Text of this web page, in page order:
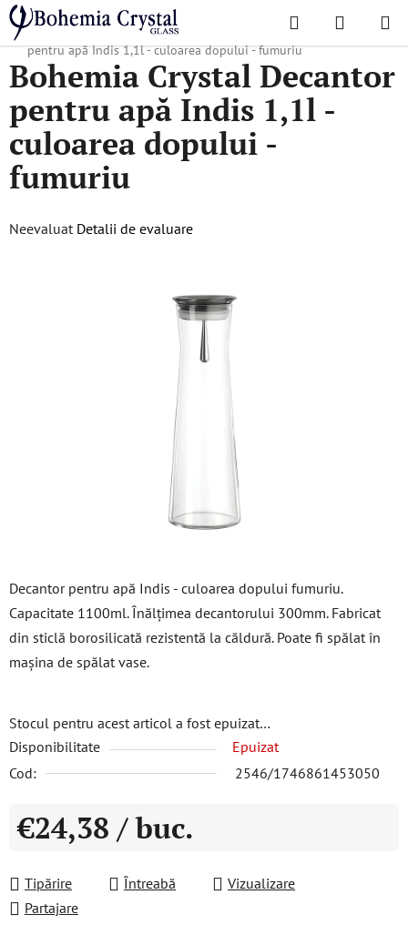
Treci
conținut
Căutare
DE
Acasă
/ Decantoare Carafe pentru apă
Bohemia Crystal Decantor
pentru apă Indis 1,1l - culoarea dopului - fumuriu
Decantor pentru apă Indis - culoarea dopului fumuriu.
Capacitate 1100ml. Înălțimea decantorului 300mm. Fabricat
din sticlă borosilicată rezistentă la căldură. Poate fi spălat în
mașina de spălat vase.
Stocul pentru acest articol a fost epuizat…
Disponibilitate
Epuizat
Cod:
2546/1746861453050
€24,38 / buc.
Tipărire
Întreabă
Vizualizare
Partajare
Bohemia Crystal Decantor
pentru apă Indis 1,1l -
culoarea dopului -
fumuriu
Evaluarea
Neevaluat Detalii de evaluare